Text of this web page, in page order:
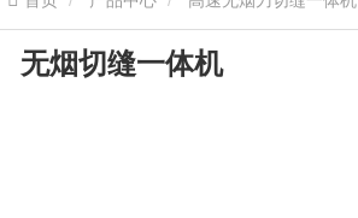
无烟切缝一体机